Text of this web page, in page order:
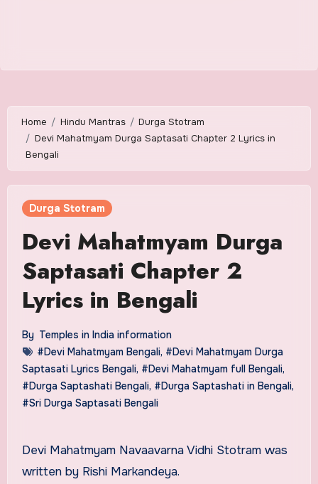
Home Hindu Mantras
Durga Stotram
Devi Mahatmyam Durga Saptasati Chapter 2 Lyrics in
Bengali
Durga Stotram
Devi Mahatmyam Durga
Saptasati Chapter 2
Lyrics in Bengali
By Temples in India information
#Devi Mahatmyam Bengali, #Devi Mahatmyam Durga
Saptasati Lyrics Bengali, #Devi Mahatmyam full Bengali,
#Durga Saptashati Bengali, #Durga Saptashati in Bengali,
#Sri Durga Saptasati Bengali
Devi Mahatmyam Navaavarna Vidhi Stotram was
written by Rishi Markandeya.